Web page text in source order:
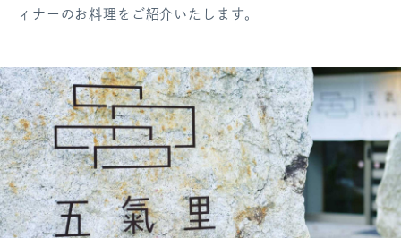
ィナーのお料理をご紹介いたします。